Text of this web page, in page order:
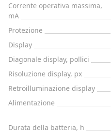
Corrente operativa massima,
mA
Protezione
Display
Diagonale display, pollici
Risoluzione display, px
Retroilluminazione display
Alimentazione
Durata della batteria, h